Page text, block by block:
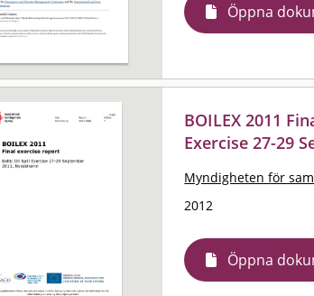
Öppna
BOILEX 2011
Exercise 27-29
Myndigheten för
2012
Öppna